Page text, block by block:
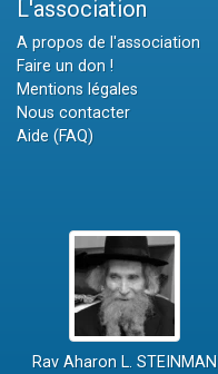
L'association
A propos de l'association
Faire un don !
Mentions légales
Nous contacter
Aide (FAQ)
Rav Aharon L. STEINMAN